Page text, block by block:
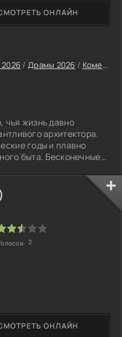
/ Драмы 2026 / Комедии 2026
чья жизнь давно
архитектора.
годы и плавно
быта. Бесконечные
сбежать от
ОНЛАЙН
ОНЛАЙН
2